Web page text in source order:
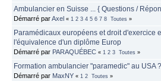
Ambulancier en Suisse ... { Questions /
Démarré parAxel « 1 2 3 4 5 6 7 8 Toutes »
Paramédicaux européens et droit d'exercice
l'équivalence d'un diplôme Europ
Démarré par PARAQUÉBEC « 1 2 3 Toutes »
Formation ambulancier "paramedic" au USA ?
Démarré par MaxNY « 1 2 Toutes »